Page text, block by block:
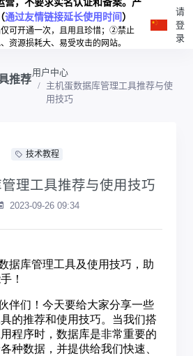
通过友情链接延长使用时间）
可开通一次，且用且珍惜；②禁止
资源损耗大、易受攻击的网站。
请
登
录
推荐
用户中心
主机蛋数据库管理工具推荐与使
用技巧
技术教程
理工具推荐与使用技巧
2023-09-26 09:34